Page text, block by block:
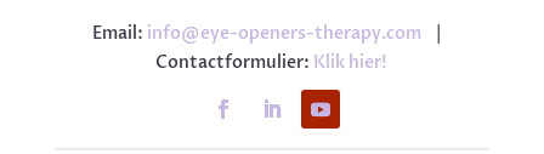
Email: info@eye-openers-therapy.com
Contactformulier: Klik hier!